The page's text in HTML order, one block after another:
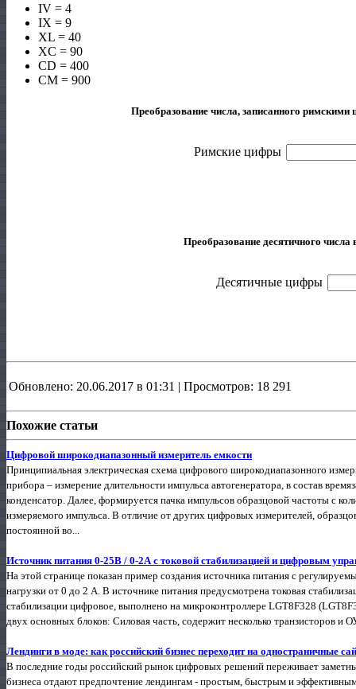
IV = 4
IX = 9
XL = 40
XC = 90
CD = 400
CM = 900
Преобразование числа, записанного римскими
Преобразование десятичного
Обновлено: 20.06.2017 в 01:31 | Просмотров: 18 291
Похожие статьи
Цифровой широкодиапазонный измеритель емкости
Принципиальная электрическая схема цифрового широкодиапазонного
прибора – измерение длительности импульса автогенератора, в состав
конденсатор. Далее, формируется пачка импульсов образцовой частоты с
измеряемого импульса. В отличие от других цифровых измерителей,
постоянной во...
Источник питания 0-25В / 0-2А с токовой стабилизацией и цифровым
На этой странице показан пример создания источника питания с
нагрузки от 0 до 2 А. В источнике питания предусмотрена токовая
стабилизации цифровое, выполнено на микроконтроллере LGT8F328
двух основных блоков: Силовая часть, содержит несколько транзисторов и
Лендинги в моде: как российский бизнес переходит на одностраничные
В последние годы российский рынок цифровых решений переживает
бизнеса отдают предпочтение лендингам - простым, быстрым и